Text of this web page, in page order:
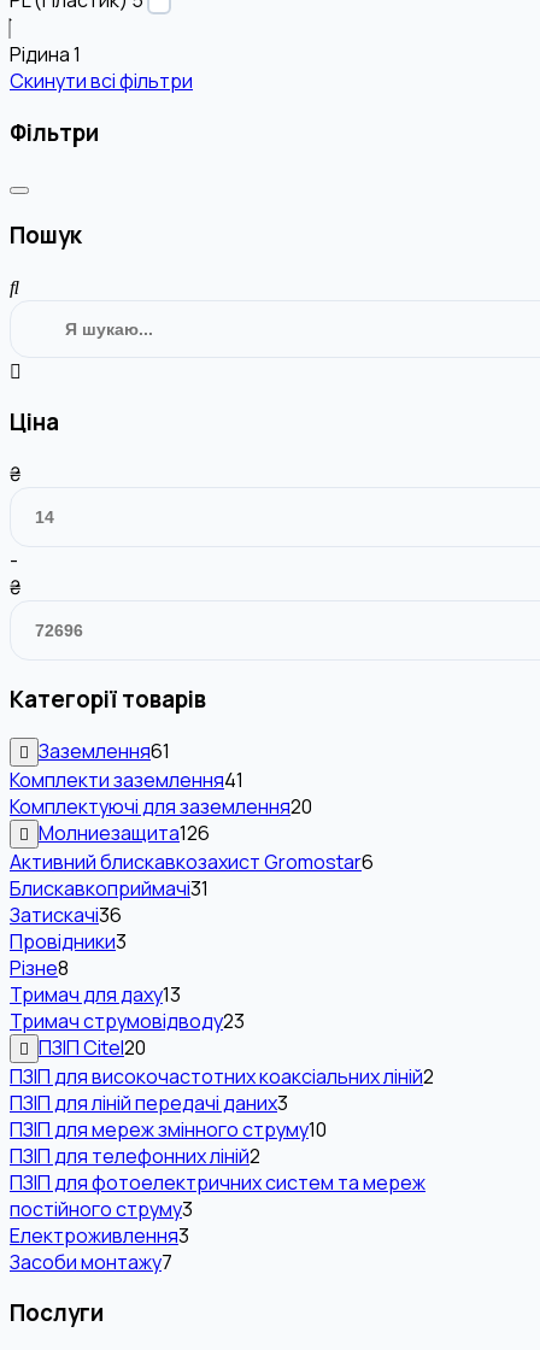
Рідина1
Скинути всі фільтри
Фільтри
Пошук
Ціна
₴
-
₴
Категорії товарів
Заземлення61
Комплекти заземлення41
Комплектуючі для заземлення20
Молниезащита126
Активний блискавкозахист Gromostar6
Блискавкоприймачі31
Затискачі36
Провідники3
Різне8
Тримач для даху13
Тримач струмовідводу23
ПЗІП Citel20
ПЗІП для високочастотних коаксіальних ліній2
ПЗІП для ліній передачі даних3
ПЗІП для мереж змінного струму10
ПЗІП для телефонних ліній2
ПЗІП для фотоелектричних систем та мереж
постійного струму3
Електроживлення3
Засоби монтажу7
Послуги